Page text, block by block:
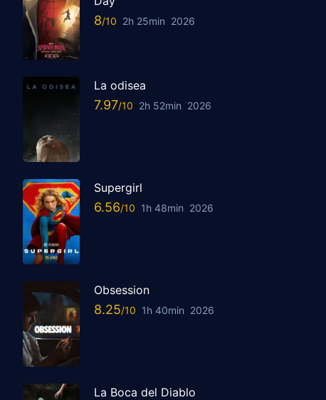
8 2h 25min 2026
La odisea
7.97 2h 52min 2026
Supergirl
6.56 1h 48min 2026
Obsession
8.25 1h 40min 2026
La Boca del Diablo